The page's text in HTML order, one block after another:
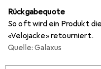
Rückgabequote
So oft wird ein Produkt
«Velojacke» retourniert.
Quelle: Galaxus